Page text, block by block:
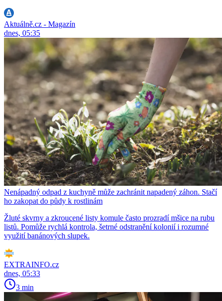
Aktuálně.cz - Magazín
dnes, 05:35
Nenápadný odpad z kuchyně může zachránit napadený záhon. Stačí
ho zakopat do půdy k rostlinám
Žluté skvrny a zkroucené listy komule často prozradí mšice na rubu
listů. Pomůže rychlá kontrola, šetrné odstranění kolonií i rozumné
využití banánových slupek.
EXTRAINFO.cz
dnes, 05:33
3 min